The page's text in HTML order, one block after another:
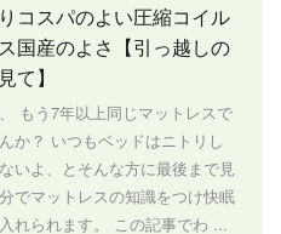
コスパのよい圧縮コイル
国産のよさ【引っ越しの
て】
もう7年以上同じマットレスで
か？ いつもベッドはニトリし
いよ、とそんな方に最後まで見
でマットレスの知識をつけ快眠
れられます。 この記事でわ ...